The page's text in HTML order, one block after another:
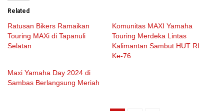
Related
Ratusan Bikers Ramaikan
Touring MAXi di Tapanuli
Selatan
Komunitas MAXI Yamaha
Touring Merdeka Lintas
Kalimantan Sambut HUT RI
Ke-76
Maxi Yamaha Day 2024 di
Sambas Berlangsung Meriah